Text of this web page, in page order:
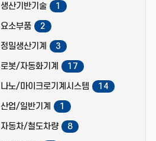
생산기반기술
1
요소부품
2
정밀생산기계
3
로봇/자동화기계
17
나노/마이크로기계시스템
14
산업/일반기계
1
자동차/철도차량
8